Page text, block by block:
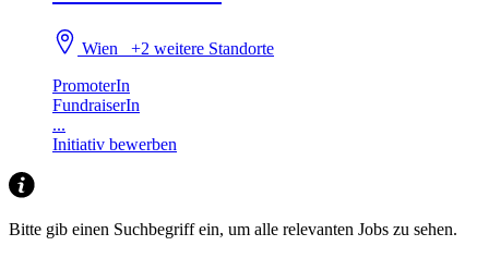
Wien+2 weitere Standorte
PromoterIn
FundraiserIn
...
Initiativ bewerben
Bitte gib einen Suchbegriff ein, um alle relevanten Jobs zu sehen.